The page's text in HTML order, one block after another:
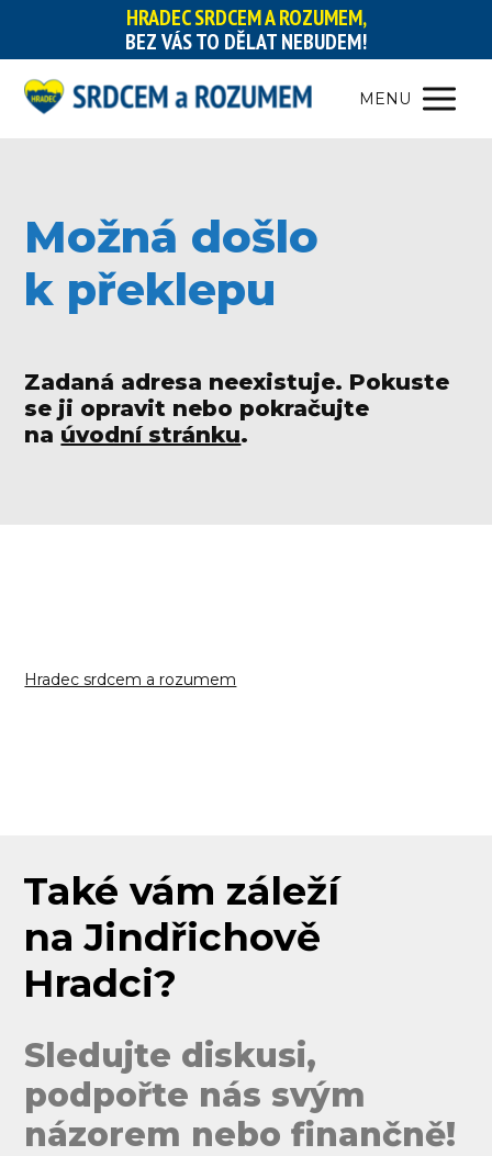
HRADEC SRDCEM A ROZUMEM,
BEZ VÁS TO DĚLAT NEBUDEM!
MENU
Možná došlo
k překlepu
Zadaná adresa neexistuje. Pokuste
se ji opravit nebo pokračujte
na úvodní stránku.
Hradec srdcem a rozumem
Také vám záleží
na Jindřichově
Hradci?
Sledujte diskusi,
podpořte nás svým
názorem nebo finančně!